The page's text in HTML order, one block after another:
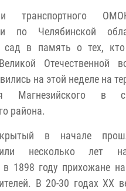
транспортного
по Челябинской
сад в память о тех,
Отечественной
на этой неделе на
Магнезийского в
района.
в начале
несколько лет
в 1898 году прихожане
В 20-30 годах XX